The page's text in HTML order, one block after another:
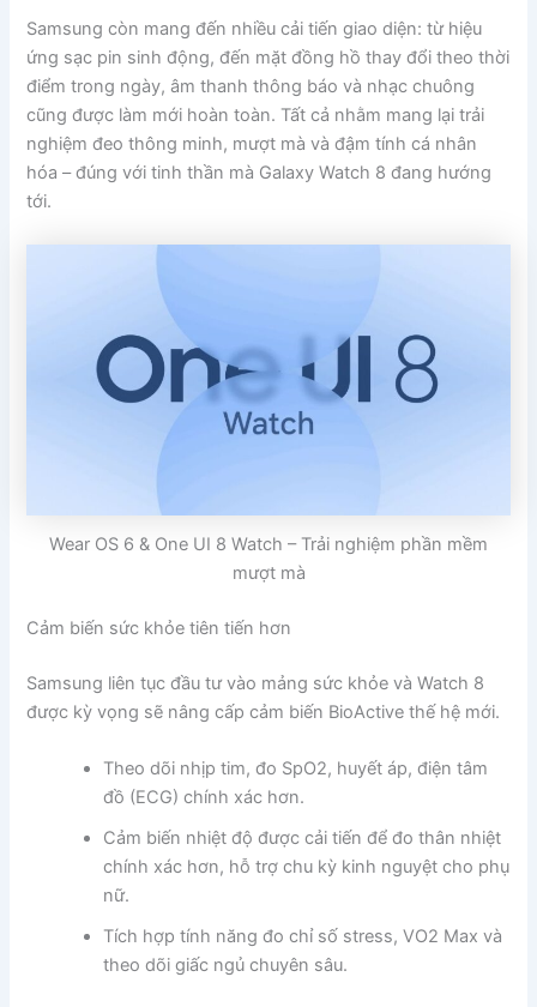
Samsung còn mang đến nhiều cải tiến giao diện: từ hiệu
ứng sạc pin sinh động, đến mặt đồng hồ thay đổi theo thời
điểm trong ngày, âm thanh thông báo và nhạc chuông
cũng được làm mới hoàn toàn. Tất cả nhằm mang lại trải
nghiệm đeo thông minh, mượt mà và đậm tính cá nhân
hóa – đúng với tinh thần mà Galaxy Watch 8 đang hướng
tới.
Wear OS 6 & One UI 8 Watch – Trải nghiệm phần mềm
mượt mà
Cảm biến sức khỏe tiên tiến hơn
Samsung liên tục đầu tư vào mảng sức khỏe và Watch 8
được kỳ vọng sẽ nâng cấp cảm biến BioActive thế hệ mới.
Theo dõi nhịp tim, đo SpO2, huyết áp, điện tâm
đồ (ECG) chính xác hơn.
Cảm biến nhiệt độ được cải tiến để đo thân nhiệt
chính xác hơn, hỗ trợ chu kỳ kinh nguyệt cho phụ
nữ.
Tích hợp tính năng đo chỉ số stress, VO2 Max và
theo dõi giấc ngủ chuyên sâu.